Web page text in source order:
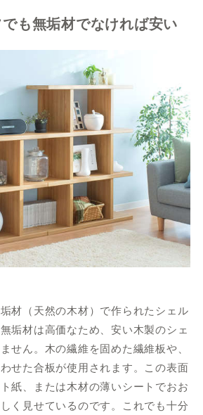
も無垢材でなければ安い
材（天然の木材）で作られたシェル
垢材は高価なため、安い木製のシェ
せん。木の繊維を固めた繊維板や、
せた合板が使用されます。この表面
紙、または木材の薄いシートでおお
く見せているのです。これでも十分